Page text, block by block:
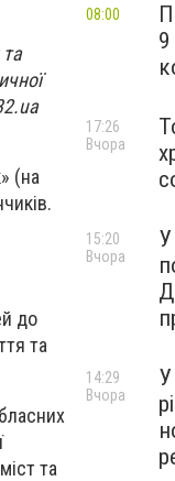
(на
до
та
та
9
08:00
17:26
Вчора
15:20
Вчора
14:29
Вчора